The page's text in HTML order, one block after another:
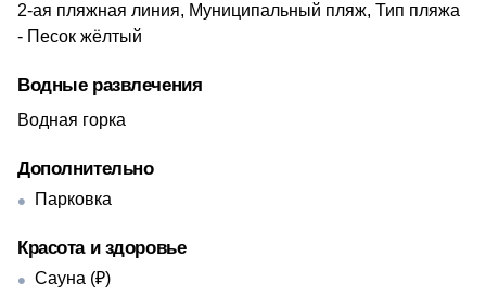
2-ая пляжная линия, Муниципальный пляж, Тип пляжа
- Песок жёлтый
Водные развлечения
Водная горка
Дополнительно
Парковка
Красота и здоровье
Сауна (₽)